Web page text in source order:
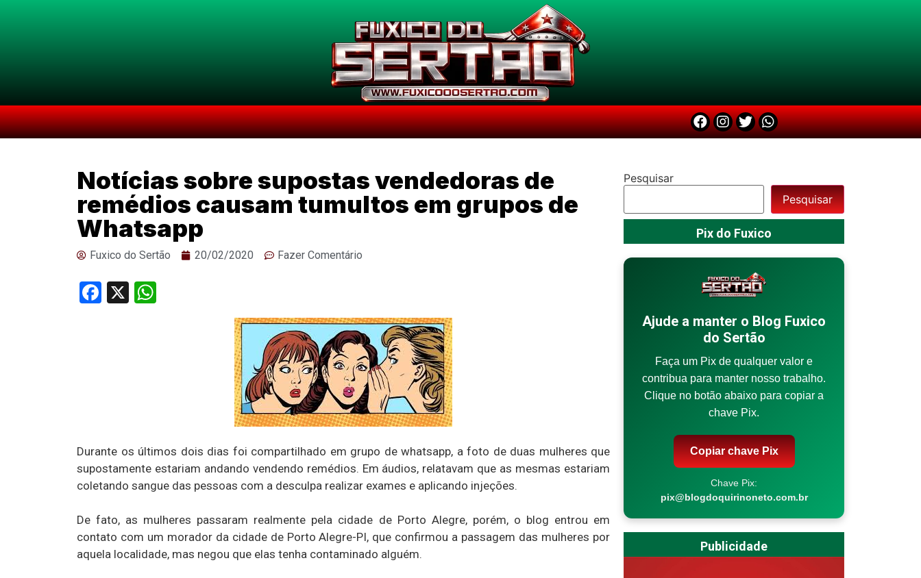
Notícias sobre supostas vendedoras de
remédios causam tumultos em grupos de
Whatsapp
Fuxico do Sertão 20/02/2020 Fazer Comentário
Facebook
X
Durante os últimos dois dias foi compartilhado em grupo de whatsapp, a foto de duas mulheres que
supostamente estariam andando vendendo remédios. Em áudios, relatavam que as mesmas estariam
coletando sangue das pessoas com a desculpa realizar exames e aplicando injeções.
De fato, as mulheres passaram realmente pela cidade de Porto Alegre, porém, o blog entrou em
contato com um morador da cidade de Porto Alegre-PI, que confirmou a passagem das mulheres por
aquela localidade, mas negou que elas tenha contaminado alguém.
Pesquisar
Pesquisar
Pix do Fuxico
Ajude a manter o Blog Fuxico
do Sertão
Faça um Pix de qualquer valor e
contribua para manter nosso trabalho.
Clique no botão abaixo para copiar a
chave Pix.
Copiar chave Pix
Chave Pix:
pix@blogdoquirinoneto.com.br
Publicidade